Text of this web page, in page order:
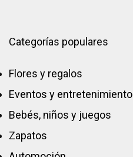
Categorías populares
Flores y regalos
Eventos y entretenimiento
Bebés, niños y juegos
Zapatos